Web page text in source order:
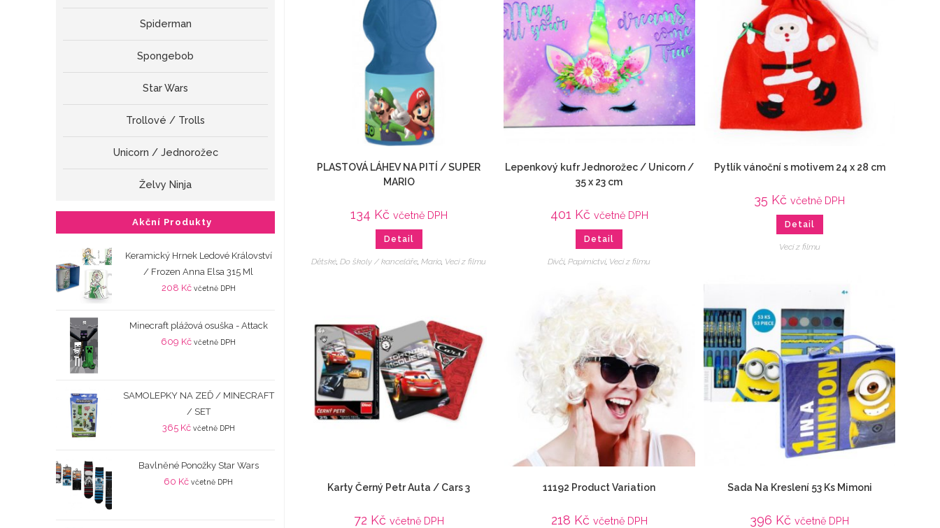
PLASTOVÁ LÁHEV NA PITÍ / SUPER
MARIO
134 Kč včetně DPH
Detail
Dětské,Do školy / kanceláře,Mario, Veci z filmu
Lepenkový kufr Jednorožec / Unicorn /
35 x 23 cm
401 Kč včetně DPH
Detail
Dívčí,Papírnictví, Veci z filmu
Pytlík vánoční s motivem 24 x 28 cm
35 Kč včetně DPH
Detail
Veci z filmu
Karty Černý Petr Auta / Cars 3
72 Kč včetně DPH
11192 Product Variation
218 Kč včetně DPH
Sada Na Kreslení 53 Ks Mimoni
396 Kč včetně DPH
Spiderman
Spongebob
Star Wars
Trollové / Trolls
Unicorn / Jednorožec
Želvy Ninja
Akční Produkty
Keramický Hrnek Ledové Království
/ Frozen Anna Elsa 315 Ml
208 Kč včetně DPH
Minecraft plážová osuška - Attack
609 Kč včetně DPH
SAMOLEPKY NA ZEĎ / MINECRAFT
/ SET
365 Kč včetně DPH
Bavlněné Ponožky Star Wars
60 Kč včetně DPH